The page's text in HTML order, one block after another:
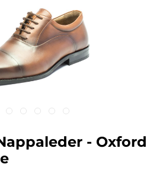
- Oxford